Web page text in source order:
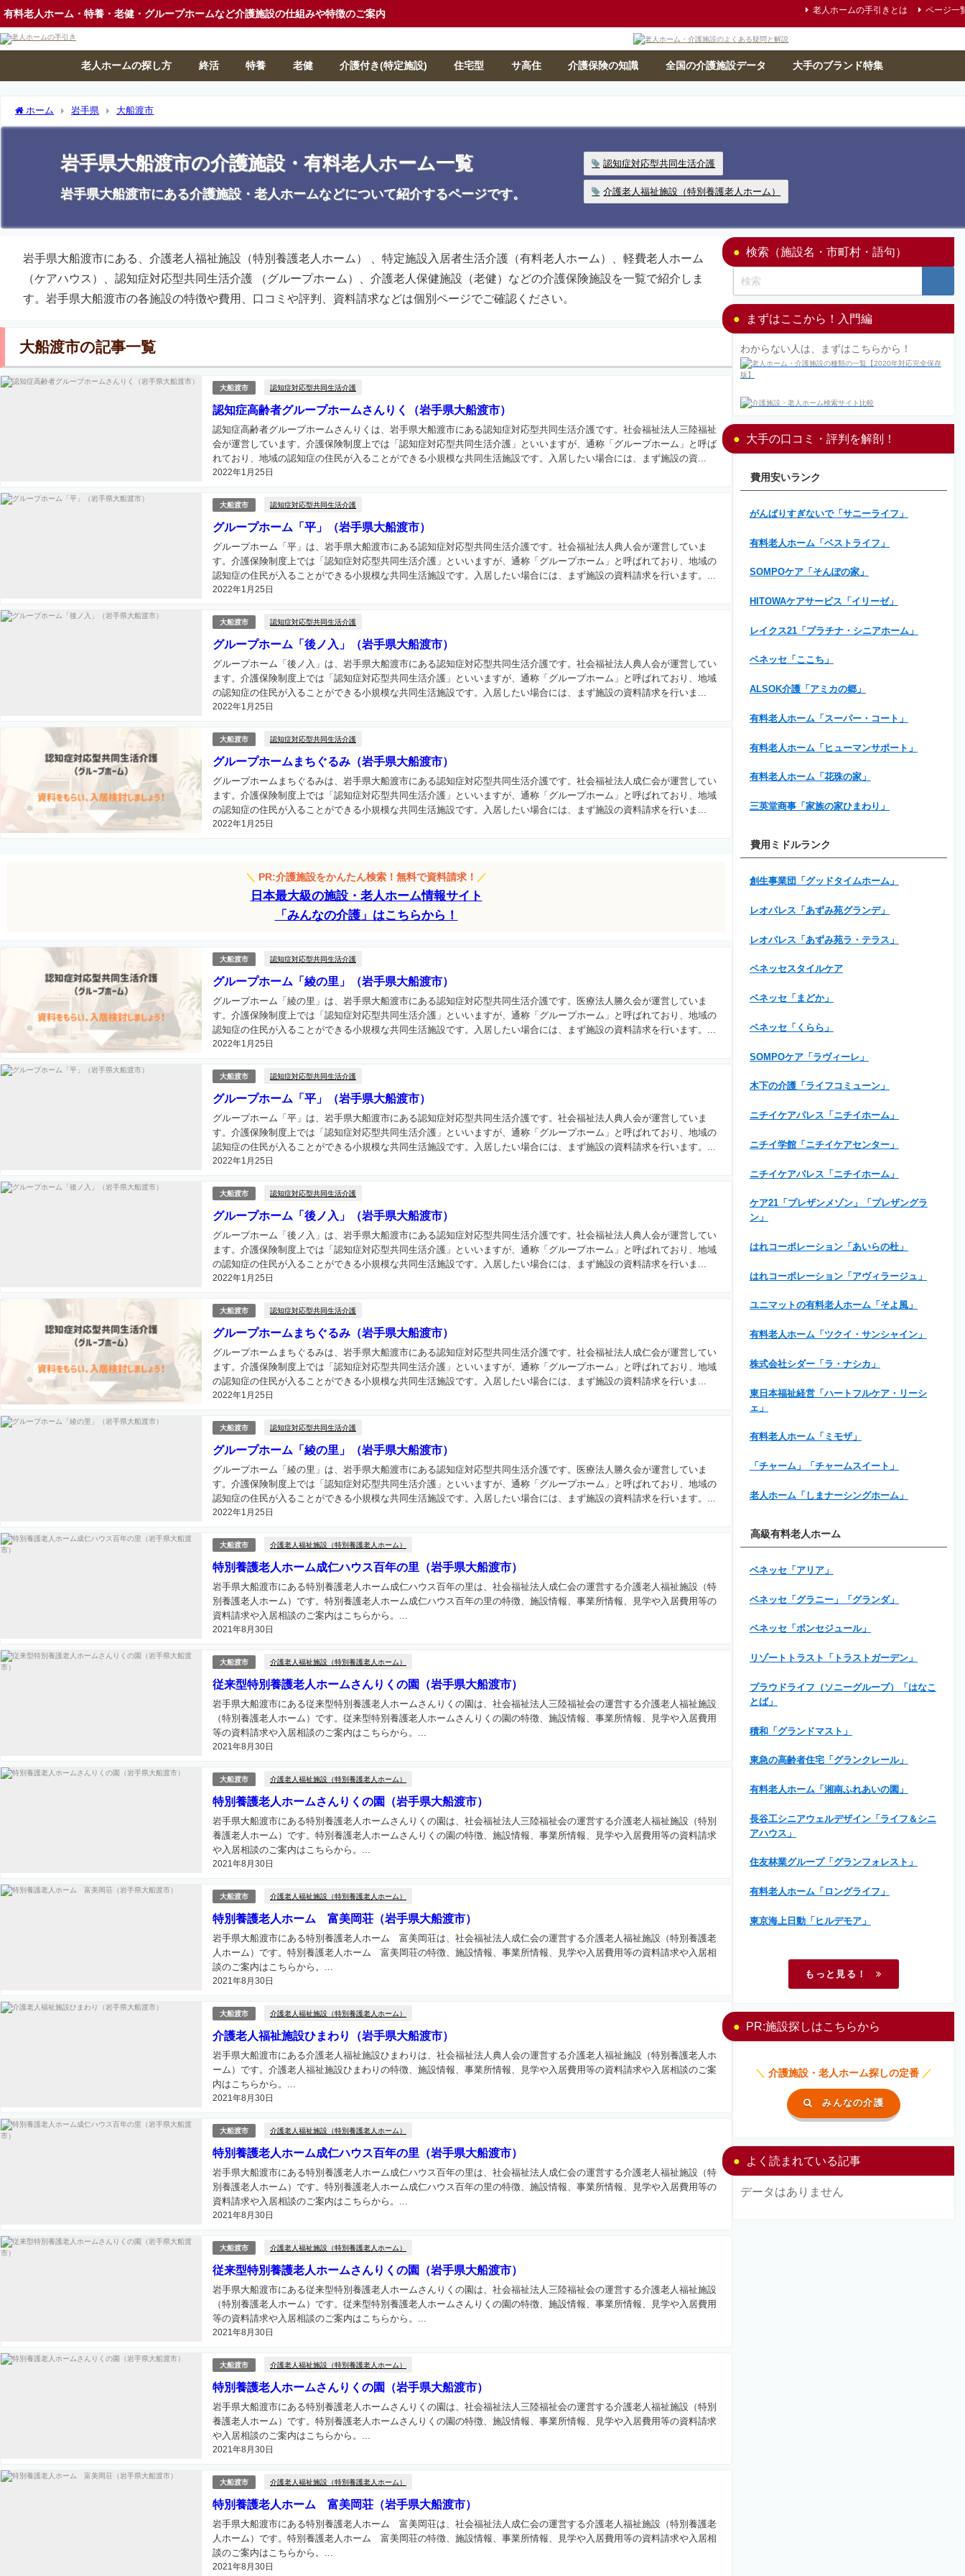
有料老人ホーム・特養・老健・グループホームなど介護施設の仕組みや特徴のご案内 老人ホームの手引きとは ページ一
老人ホームの探し方 終活 特養 老健 介護付き(特定施設) 住宅型 サ高住 介護保険の知識 全国の介護施設データ 大手のブランド特集
ホーム 岩手県 大船渡市
岩手県大船渡市の介護施設・有料老人ホーム一覧
岩手県大船渡市にある介護施設・老人ホームなどについて紹介するページです。
認知症対応型共同生活介護
介護老人福祉施設（特別養護老人ホーム）
岩手県大船渡市にある、介護老人福祉施設（特別養護老人ホーム） 、特定施設入居者生活介護（有料老人ホーム）、軽費老人ホーム
（ケアハウス）、認知症対応型共同生活介護 （グループホーム）、介護老人保健施設（老健）などの介護保険施設を一覧で紹介しま
す。岩手県大船渡市の各施設の特徴や費用、口コミや評判、資料請求などは個別ページでご確認ください。
大船渡市の記事一覧
大船渡市 認知症対応型共同生活介護
認知症高齢者グループホームさんりく（岩手県大船渡市）
2022年1月25日
認知症高齢者グループホームさんりくは、岩手県大船渡市にある認知症対応型共同生活介護です。社会福祉法人三陸福祉
会が運営しています。介護保険制度上では「認知症対応型共同生活介護」といいますが、通称「グループホーム」と呼ば
れており、地域の認知症の住民が入ることができる小規模な共同生活施設です。入居したい場合には、まず施設の資...
大船渡市 認知症対応型共同生活介護
グループホーム「平」（岩手県大船渡市）
2022年1月25日
グループホーム「平」は、岩手県大船渡市にある認知症対応型共同生活介護です。社会福祉法人典人会が運営していま
す。介護保険制度上では「認知症対応型共同生活介護」といいますが、通称「グループホーム」と呼ばれており、地域の
認知症の住民が入ることができる小規模な共同生活施設です。入居したい場合には、まず施設の資料請求を行います。...
大船渡市 認知症対応型共同生活介護
グループホーム「後ノ入」（岩手県大船渡市）
2022年1月25日
グループホーム「後ノ入」は、岩手県大船渡市にある認知症対応型共同生活介護です。社会福祉法人典人会が運営してい
ます。介護保険制度上では「認知症対応型共同生活介護」といいますが、通称「グループホーム」と呼ばれており、地域
の認知症の住民が入ることができる小規模な共同生活施設です。入居したい場合には、まず施設の資料請求を行いま...
大船渡市 認知症対応型共同生活介護
グループホームまちぐるみ（岩手県大船渡市）
2022年1月25日
グループホームまちぐるみは、岩手県大船渡市にある認知症対応型共同生活介護です。社会福祉法人成仁会が運営してい
ます。介護保険制度上では「認知症対応型共同生活介護」といいますが、通称「グループホーム」と呼ばれており、地域
の認知症の住民が入ることができる小規模な共同生活施設です。入居したい場合には、まず施設の資料請求を行いま...
＼ PR:介護施設をかんたん検索！無料で資料請求！ ／
日本最大級の施設・老人ホーム情報サイト
「みんなの介護」はこちらから！
大船渡市 認知症対応型共同生活介護
グループホーム「綾の里」（岩手県大船渡市）
2022年1月25日
グループホーム「綾の里」は、岩手県大船渡市にある認知症対応型共同生活介護です。医療法人勝久会が運営していま
す。介護保険制度上では「認知症対応型共同生活介護」といいますが、通称「グループホーム」と呼ばれており、地域の
認知症の住民が入ることができる小規模な共同生活施設です。入居したい場合には、まず施設の資料請求を行います。...
大船渡市 認知症対応型共同生活介護
グループホーム「平」（岩手県大船渡市）
2022年1月25日
グループホーム「平」は、岩手県大船渡市にある認知症対応型共同生活介護です。社会福祉法人典人会が運営していま
す。介護保険制度上では「認知症対応型共同生活介護」といいますが、通称「グループホーム」と呼ばれており、地域の
認知症の住民が入ることができる小規模な共同生活施設です。入居したい場合には、まず施設の資料請求を行います。...
大船渡市 認知症対応型共同生活介護
グループホーム「後ノ入」（岩手県大船渡市）
2022年1月25日
グループホーム「後ノ入」は、岩手県大船渡市にある認知症対応型共同生活介護です。社会福祉法人典人会が運営してい
ます。介護保険制度上では「認知症対応型共同生活介護」といいますが、通称「グループホーム」と呼ばれており、地域
の認知症の住民が入ることができる小規模な共同生活施設です。入居したい場合には、まず施設の資料請求を行いま...
大船渡市 認知症対応型共同生活介護
グループホームまちぐるみ（岩手県大船渡市）
2022年1月25日
グループホームまちぐるみは、岩手県大船渡市にある認知症対応型共同生活介護です。社会福祉法人成仁会が運営してい
ます。介護保険制度上では「認知症対応型共同生活介護」といいますが、通称「グループホーム」と呼ばれており、地域
の認知症の住民が入ることができる小規模な共同生活施設です。入居したい場合には、まず施設の資料請求を行いま...
大船渡市 認知症対応型共同生活介護
グループホーム「綾の里」（岩手県大船渡市）
2022年1月25日
グループホーム「綾の里」は、岩手県大船渡市にある認知症対応型共同生活介護です。医療法人勝久会が運営していま
す。介護保険制度上では「認知症対応型共同生活介護」といいますが、通称「グループホーム」と呼ばれており、地域の
認知症の住民が入ることができる小規模な共同生活施設です。入居したい場合には、まず施設の資料請求を行います。...
大船渡市 介護老人福祉施設（特別養護老人ホーム）
特別養護老人ホーム成仁ハウス百年の里（岩手県大船渡市）
2021年8月30日
岩手県大船渡市にある特別養護老人ホーム成仁ハウス百年の里は、社会福祉法人成仁会の運営する介護老人福祉施設（特
別養護老人ホーム）です。特別養護老人ホーム成仁ハウス百年の里の特徴、施設情報、事業所情報、見学や入居費用等の
資料請求や入居相談のご案内はこちらから。...
大船渡市 介護老人福祉施設（特別養護老人ホーム）
従来型特別養護老人ホームさんりくの園（岩手県大船渡市）
2021年8月30日
岩手県大船渡市にある従来型特別養護老人ホームさんりくの園は、社会福祉法人三陸福祉会の運営する介護老人福祉施設
（特別養護老人ホーム）です。従来型特別養護老人ホームさんりくの園の特徴、施設情報、事業所情報、見学や入居費用
等の資料請求や入居相談のご案内はこちらから。...
大船渡市 介護老人福祉施設（特別養護老人ホーム）
特別養護老人ホームさんりくの園（岩手県大船渡市）
2021年8月30日
岩手県大船渡市にある特別養護老人ホームさんりくの園は、社会福祉法人三陸福祉会の運営する介護老人福祉施設（特別
養護老人ホーム）です。特別養護老人ホームさんりくの園の特徴、施設情報、事業所情報、見学や入居費用等の資料請求
や入居相談のご案内はこちらから。...
大船渡市 介護老人福祉施設（特別養護老人ホーム）
特別養護老人ホーム 富美岡荘（岩手県大船渡市）
2021年8月30日
岩手県大船渡市にある特別養護老人ホーム 富美岡荘は、社会福祉法人成仁会の運営する介護老人福祉施設（特別養護老
人ホーム）です。特別養護老人ホーム 富美岡荘の特徴、施設情報、事業所情報、見学や入居費用等の資料請求や入居相
談のご案内はこちらから。...
大船渡市 介護老人福祉施設（特別養護老人ホーム）
介護老人福祉施設ひまわり（岩手県大船渡市）
2021年8月30日
岩手県大船渡市にある介護老人福祉施設ひまわりは、社会福祉法人典人会の運営する介護老人福祉施設（特別養護老人ホ
ーム）です。介護老人福祉施設ひまわりの特徴、施設情報、事業所情報、見学や入居費用等の資料請求や入居相談のご案
内はこちらから。...
大船渡市 介護老人福祉施設（特別養護老人ホーム）
特別養護老人ホーム成仁ハウス百年の里（岩手県大船渡市）
2021年8月30日
岩手県大船渡市にある特別養護老人ホーム成仁ハウス百年の里は、社会福祉法人成仁会の運営する介護老人福祉施設（特
別養護老人ホーム）です。特別養護老人ホーム成仁ハウス百年の里の特徴、施設情報、事業所情報、見学や入居費用等の
資料請求や入居相談のご案内はこちらから。...
大船渡市 介護老人福祉施設（特別養護老人ホーム）
従来型特別養護老人ホームさんりくの園（岩手県大船渡市）
2021年8月30日
岩手県大船渡市にある従来型特別養護老人ホームさんりくの園は、社会福祉法人三陸福祉会の運営する介護老人福祉施設
（特別養護老人ホーム）です。従来型特別養護老人ホームさんりくの園の特徴、施設情報、事業所情報、見学や入居費用
等の資料請求や入居相談のご案内はこちらから。...
大船渡市 介護老人福祉施設（特別養護老人ホーム）
特別養護老人ホームさんりくの園（岩手県大船渡市）
2021年8月30日
岩手県大船渡市にある特別養護老人ホームさんりくの園は、社会福祉法人三陸福祉会の運営する介護老人福祉施設（特別
養護老人ホーム）です。特別養護老人ホームさんりくの園の特徴、施設情報、事業所情報、見学や入居費用等の資料請求
や入居相談のご案内はこちらから。...
大船渡市 介護老人福祉施設（特別養護老人ホーム）
特別養護老人ホーム 富美岡荘（岩手県大船渡市）
2021年8月30日
岩手県大船渡市にある特別養護老人ホーム 富美岡荘は、社会福祉法人成仁会の運営する介護老人福祉施設（特別養護老
人ホーム）です。特別養護老人ホーム 富美岡荘の特徴、施設情報、事業所情報、見学や入居費用等の資料請求や入居相
談のご案内はこちらから。...
検索（施設名・市町村・語句）
まずはここから！入門編
わからない人は、まずはこちらから！
大手の口コミ・評判を解剖！
費用安いランク
がんばりすぎないで「サニーライフ」
有料老人ホーム「ベストライフ」
SOMPOケア「そんぽの家」
HITOWAケアサービス「イリーゼ」
レイクス21「プラチナ・シニアホーム」
ベネッセ「ここち」
ALSOK介護「アミカの郷」
有料老人ホーム「スーパー・コート」
有料老人ホーム「ヒューマンサポート」
有料老人ホーム「花珠の家」
三英堂商事「家族の家ひまわり」
費用ミドルランク
創生事業団「グッドタイムホーム」
レオパレス「あずみ苑グランデ」
レオパレス「あずみ苑ラ・テラス」
ベネッセスタイルケア
ベネッセ「まどか」
ベネッセ「くらら」
SOMPOケア「ラヴィーレ」
木下の介護「ライフコミューン」
ニチイケアパレス「ニチイホーム」
ニチイ学館「ニチイケアセンター」
ニチイケアパレス「ニチイホーム」
ケア21「プレザンメゾン」「プレザングラ
ン」
はれコーポレーション「あいらの杜」
はれコーポレーション「アヴィラージュ」
ユニマットの有料老人ホーム「そよ風」
有料老人ホーム「ツクイ・サンシャイン」
株式会社シダー「ラ・ナシカ」
東日本福祉経営「ハートフルケア・リーシ
ェ」
有料老人ホーム「ミモザ」
「チャーム」「チャームスイート」
老人ホーム「しまナーシングホーム」
高級有料老人ホーム
ベネッセ「アリア」
ベネッセ「グラニー」「グランダ」
ベネッセ「ボンセジュール」
リゾートトラスト「トラストガーデン」
プラウドライフ（ソニーグループ）「はなこ
とば」
積和「グランドマスト」
東急の高齢者住宅「グランクレール」
有料老人ホーム「湘南ふれあいの園」
長谷工シニアウェルデザイン「ライフ＆シニ
アハウス」
住友林業グループ「グランフォレスト」
有料老人ホーム「ロングライフ」
東京海上日動「ヒルデモア」
もっと見る！
PR:施設探しはこちらから
＼ 介護施設・老人ホーム探しの定番 ／
みんなの介護
よく読まれている記事
データはありません